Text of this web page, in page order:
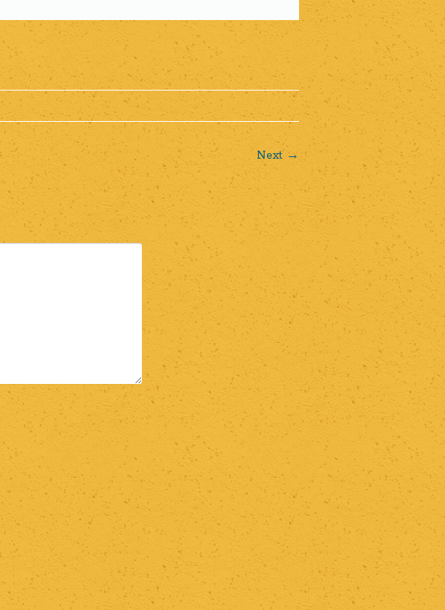
Next →